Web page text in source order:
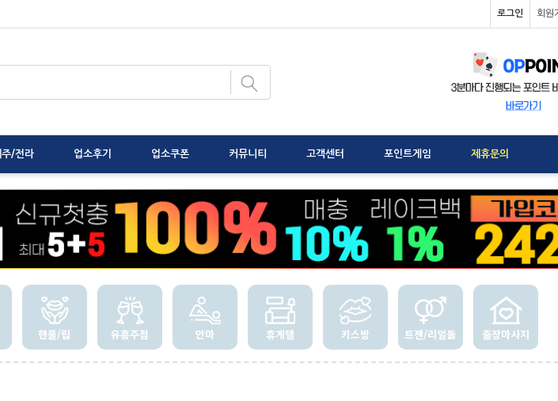
로그인 회원
/전라 업소후기 업소쿠폰 커뮤니티 고객센터 포인트게임 제휴문의
핸플/립 유흥주점 안마 휴게텔 키스방 트젠/리얼돌 출장마사지